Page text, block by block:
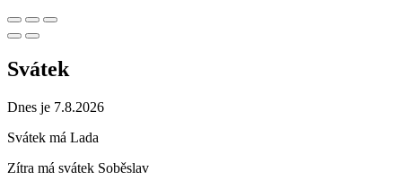
Svátek
Dnes je 7.8.2026
Svátek má Lada
Zítra má svátek Soběslav